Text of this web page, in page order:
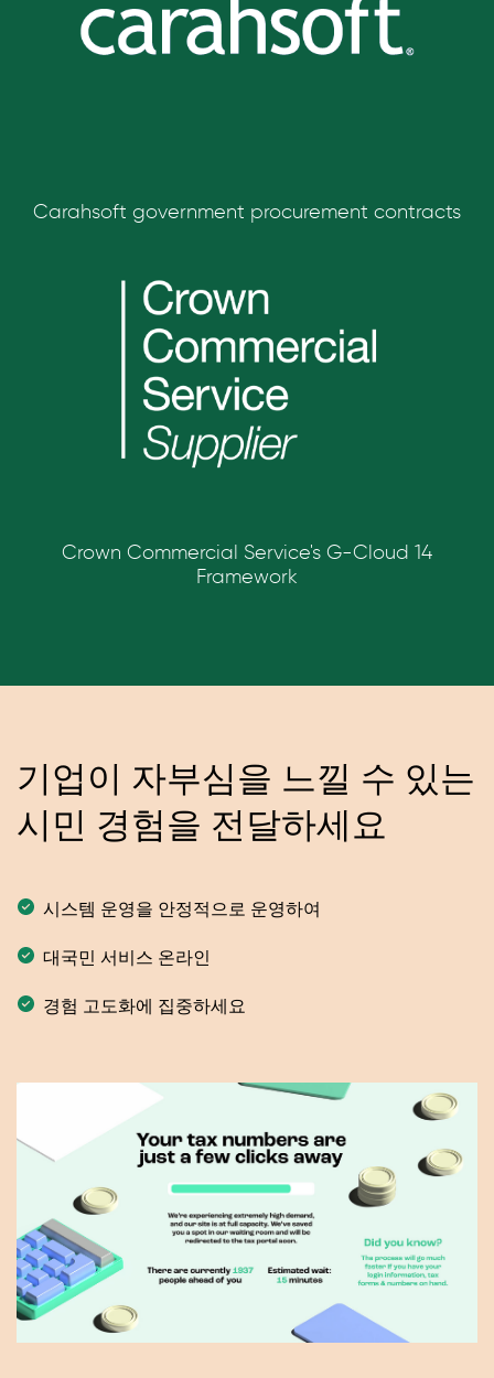
Carahsoft government procurement contracts
Crown Commercial Service's G-Cloud 14
Framework
기업이 자부심을 느낄 수 있는
시민 경험을 전달하세요
시스템 운영을 안정적으로 운영하여
대국민 서비스 온라인
경험 고도화에 집중하세요